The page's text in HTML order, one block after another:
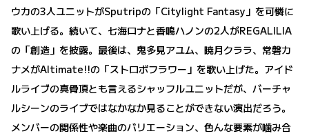
ウカの3人ユニットがSputripの「Citylight Fantasy」を可憐に
歌い上げる。続いて、七海ロナと香鳴ハノンの2人がREGALILIA
の「創造」を披露。最後は、鬼多見アユム、暁月クララ、常磐カ
ナメがAltimate!!の「ストロボフラワー」を歌い上げた。アイド
ルライブの真骨頂とも言えるシャッフルユニットだが、バーチャ
ルシーンのライブではなかなか見ることができない演出だろう。
メンバーの関係性や楽曲のバリエーション、色んな要素が噛み合